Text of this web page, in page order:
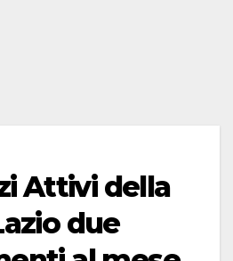
Attivi della
due